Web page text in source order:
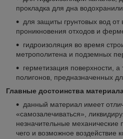
прокладка для дна
для защиты грунтовых вод от
проникновения отходов и
гидроизоляция во время
метрополитена и подземных
герметизация поверхности, а
полигонов, предназначенных
Главные достоинства
данный материал имеет
«самозалечиваться»,
незначительные
чего и возможное воздействие